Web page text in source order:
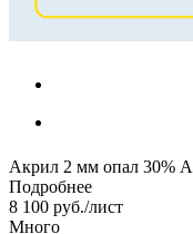
Акрил 2 мм опал 30%
Подробнее
8 100 руб./лист
Много